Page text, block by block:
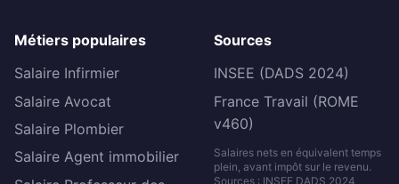
Métiers populaires
Salaire Infirmier
Salaire Avocat
Salaire Plombier
Salaire Agent immobilier
Sources
INSEE (DADS 2024)
France Travail (ROME
v460)
Salaires nets en équivalent temps
plein, avant impôt sur le revenu.
Sources : INSEE DADS 2024